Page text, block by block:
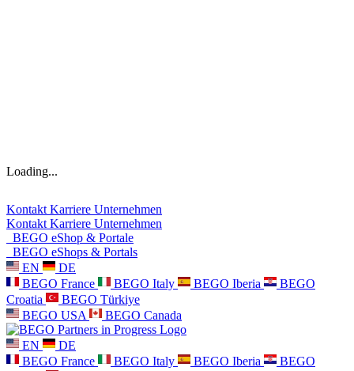
Loading...
Kontakt Karriere Unternehmen
Kontakt Karriere Unternehmen
BEGO eShop & Portale
BEGO eShops & Portals
EN
DE
BEGO France
BEGO Italy BEGO Iberia
BEGO
Croatia
BEGO Türkiye
BEGO USA
BEGO Canada
EN
DE
BEGO France
BEGO Italy BEGO Iberia
BEGO